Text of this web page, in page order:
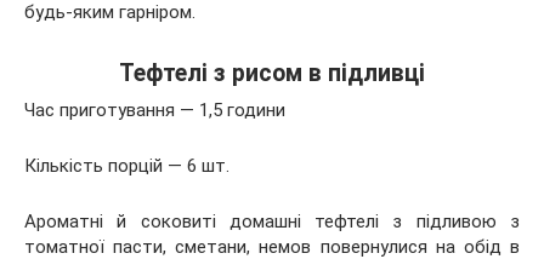
будь-яким гарніром.
Тефтелі з рисом в підливці
Час приготування — 1,5 години
Кількість порцій — 6 шт.
Ароматні й соковиті домашні тефтелі з підливою з
томатної пасти, сметани, немов повернулися на обід в